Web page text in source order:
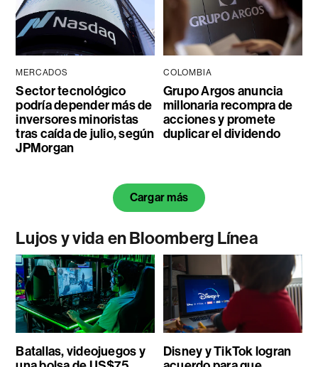
MERCADOS
Sector tecnológico
podría depender más de
inversores minoristas
tras caída de julio, según
JPMorgan
COLOMBIA
Grupo Argos anuncia
millonaria recompra de
acciones y promete
duplicar el dividendo
Cargar más
Lujos y vida en Bloomberg Línea
Batallas, videojuegos y
Disney y TikTok logran